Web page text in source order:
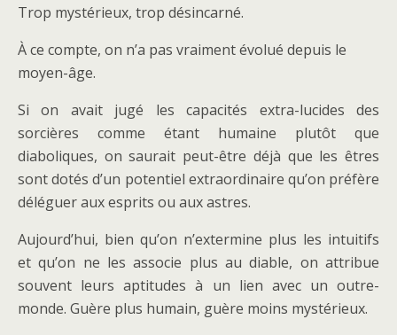
Trop mystérieux, trop désincarné.
À ce compte, on n’a pas vraiment évolué depuis le
moyen-âge.
Si on avait jugé les capacités extra-lucides des
sorcières comme étant humaine plutôt que
diaboliques, on saurait peut-être déjà que les êtres
sont dotés d’un potentiel extraordinaire qu’on préfère
déléguer aux esprits ou aux astres.
Aujourd’hui, bien qu’on n’extermine plus les intuitifs
et qu’on ne les associe plus au diable, on attribue
souvent leurs aptitudes à un lien avec un outre-
monde. Guère plus humain, guère moins mystérieux.